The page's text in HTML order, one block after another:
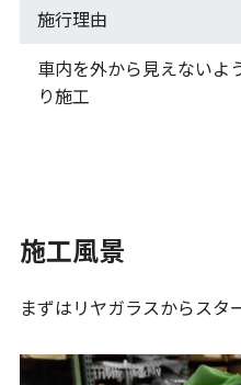
施行理由
車内を外から見えないよ
り施工
施工風景
まずはリヤガラスからスタ